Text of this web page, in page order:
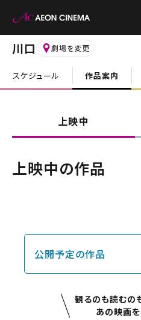
川口 劇場を変更
スケジュール 作品案内
上映中
上映中の作品
公開予定の作品
観るのも読むの
あの映画
閉じる